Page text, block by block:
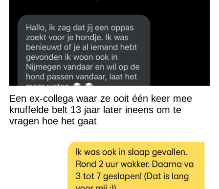
Een ex-collega waar ze ooit één keer mee
knuffelde belt 13 jaar later ineens om te
vragen hoe het gaat